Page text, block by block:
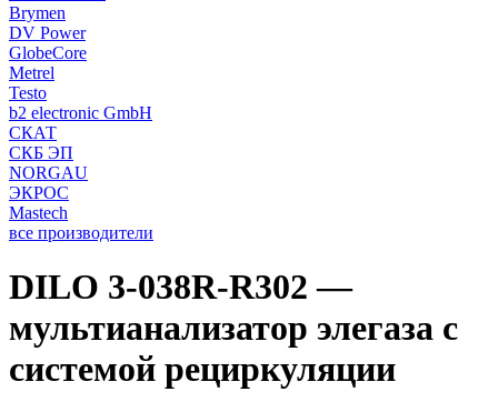
Brymen
DV Power
GlobeCore
Metrel
Testo
b2 electronic GmbH
СКАТ
СКБ ЭП
NORGAU
ЭКРОС
Mastech
все производители
DILO 3-038R-R302 —
мультианализатор элегаза с
системой рециркуляции